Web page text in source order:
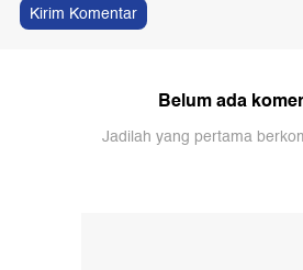
Kirim Komentar
Belum ada
Jadilah yang pertama